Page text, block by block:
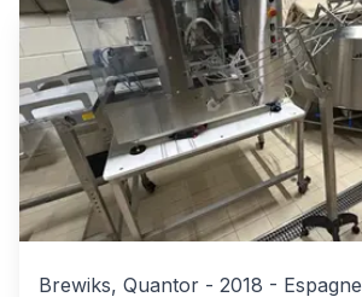
Brewiks, Quantor - 2018 - Espagne